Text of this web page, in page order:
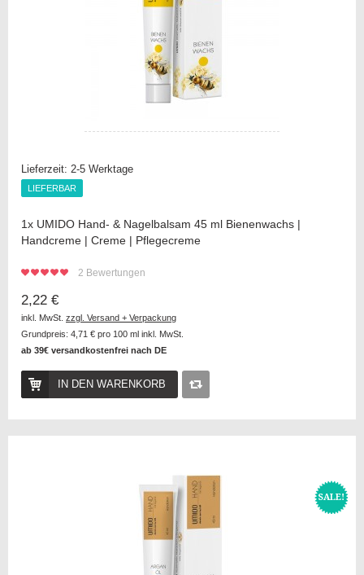
Lieferzeit: 2-5 Werktage
1x UMIDO Hand- & Nagelbalsam 45 ml Bienenwachs |
Handcreme | Creme | Pflegecreme
2 Bewertungen
LIEFERBAR
2,22 €
inkl. MwSt. zzgl. Versand + Verpackung
Grundpreis: 4,71 € pro 100 ml inkl. MwSt.
ab 39€ versandkostenfrei nach DE
LIEFERBAR
IN DEN WARENKORB
SALE!